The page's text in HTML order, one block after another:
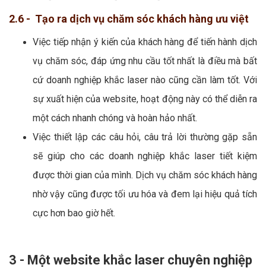
2.6 - Tạo ra dịch vụ chăm sóc khách hàng ưu việt
Việc tiếp nhận ý kiến của khách hàng để tiến hành dịch
vụ chăm sóc, đáp ứng nhu cầu tốt nhất là điều mà bất
cứ doanh nghiệp khắc laser nào cũng cần làm tốt. Với
sự xuất hiện của website, hoạt động này có thể diễn ra
một cách nhanh chóng và hoàn hảo nhất.
Việc thiết lập các câu hỏi, câu trả lời thường gặp sẵn
sẽ giúp cho các doanh nghiệp khắc laser tiết kiệm
được thời gian của mình. Dịch vụ chăm sóc khách hàng
nhờ vậy cũng được tối ưu hóa và đem lại hiệu quả tích
cực hơn bao giờ hết.
3 - Một website khắc laser chuyên nghiệp